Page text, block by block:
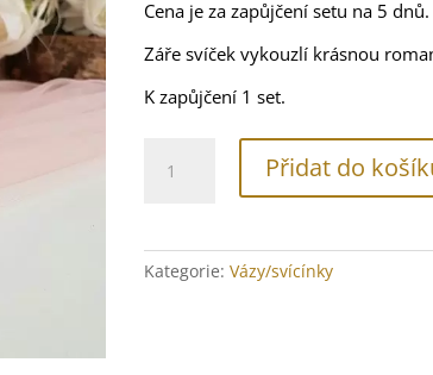
Cena je za zapůjčení setu na 5 dnů.
Záře svíček vykouzlí krásnou
K zapůjčení 1 set.
svícínků
množství
Přidat do
Kategorie:Vázy/svícínky